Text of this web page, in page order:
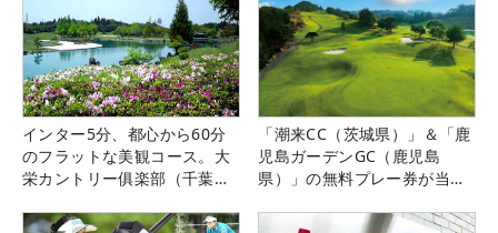
インター5分、都心から60分
のフラットな美観コース。大
栄カントリー俱楽部（千葉
「潮来CC（茨城県）」＆「鹿
児島ガーデンGC（鹿児島
県）」の無料プレー券が当た